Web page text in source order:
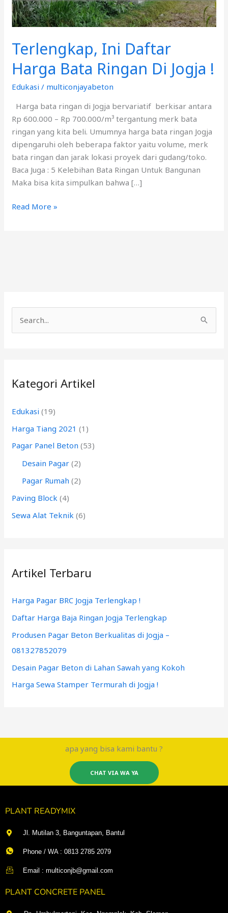
Terlengkap, Ini Daftar
Harga Bata Ringan Di Jogja !
Edukasi / multiconjayabeton
Harga bata ringan di Jogja bervariatif berkisar antara
Rp 600.000 – Rp 700.000/m³ tergantung merk bata
ringan yang kita beli. Umumnya harga bata ringan Jogja
dipengaruhi oleh beberapa faktor yaitu volume, merk
bata ringan dan jarak lokasi proyek dari gudang/toko.
Baca Juga : 5 Kelebihan Bata Ringan Untuk Bangunan
Maka bisa kita simpulkan bahwa […]
Di
Jogja
!
Read More »
u
t
u
k
Kategori Artikel
Edukasi (19)
Harga Tiang 2021 (1)
Pagar Panel Beton (53)
Desain Pagar (2)
Pagar Rumah (2)
Paving Block (4)
Sewa Alat Teknik (6)
Artikel Terbaru
Harga Pagar BRC Jogja Terlengkap !
Daftar Harga Baja Ringan Jogja Terlengkap
Produsen Pagar Beton Berkualitas di Jogja –
081327852079
Desain Pagar Beton di Lahan Sawah yang Kokoh
Harga Sewa Stamper Termurah di Jogja !
apa yang bisa kami bantu ?
CHAT VIA WA YA
PLANT READYMIX
Jl. Mutilan 3, Banguntapan, Bantul
Phone / WA : 0813 2785 2079
Email : multiconjb@gmail.com
PLANT CONCRETE PANEL